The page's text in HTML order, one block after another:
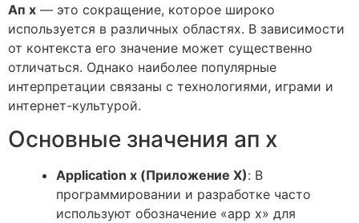
Ап х — это сокращение, которое широко
используется в различных областях. В зависимости
от контекста его значение может существенно
отличаться. Однако наиболее популярные
интерпретации связаны с технологиями, играми и
интернет-культурой.
Основные значения ап х
Application x (Приложение X): В
программировании и разработке часто
используют обозначение «app x» для